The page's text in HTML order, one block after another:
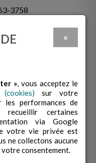
3758
d'action bénévole du
×
», vous acceptez le
sur votre
les performances de
certaines
via Google
votre vie privée est
ne collectons aucune
votre consentement.